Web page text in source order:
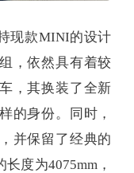
现款MINI的设计
，依然具有着较
，其换装了全新
的身份。同时，
并保留了经典的
度为4075mm，